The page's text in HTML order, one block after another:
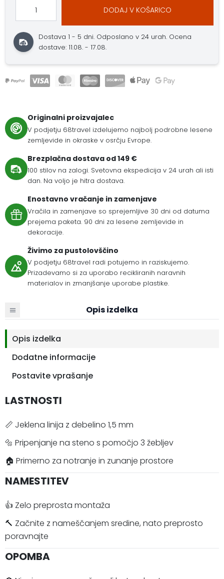
DODAJ V KOŠARICO
Dostava 1 - 5 dni. Odposlano v 24 urah. Ocena
dostave: 11.08. - 17.08.
Originalni proizvajalec
V podjetju 68travel izdelujemo najbolj podrobne lesene
zemljevide in okraske v osrčju Evrope.
Brezplačna dostava od 149 €
100 stilov na zalogi. Svetovna ekspedicija v 24 urah ali isti
dan. Na voljo je hitra dostava.
Enostavno vračanje in zamenjave
Vračila in zamenjave so sprejemljive 30 dni od datuma
prejema paketa. 90 dni za lesene zemljevide in
dekoracije.
Živimo za pustolovščino
V podjetju 68travel radi potujemo in raziskujemo.
Prizadevamo si za uporabo recikliranih naravnih
materialov in zmanjšanje uporabe plastike.
Opis izdelka
Opis izdelka
Dodatne informacije
Postavite vprašanje
LASTNOSTI
📏 Jeklena linija z debelino 1,5 mm
🔩 Pripenjanje na steno s pomočjo 3 žebljev
🏠 Primerno za notranje in zunanje prostore
NAMESTITEV
👍 Zelo preprosta montaža
🔨 Začnite z nameščanjem sredine, nato preprosto
poravnajte
OPOMBA